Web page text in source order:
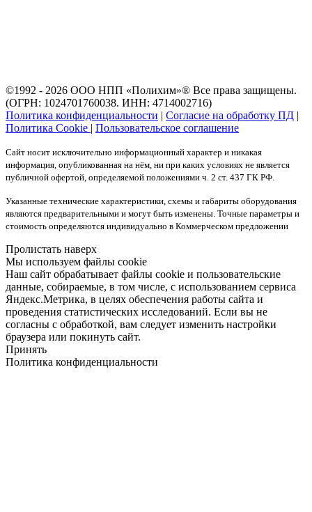
©1992 - 2026 ООО НПП «Полихим»® Все права защищены.
(ОГРН: 1024701760038. ИНН: 4714002716)
Политика конфиденциальности | Согласие на обработку ПД |
Политика Cookie | Пользовательское соглашение
Сайт носит исключительно информационный характер и никакая
информация, опубликованная на нём, ни при каких условиях не является
публичной офертой, определяемой положениями ч. 2 ст. 437 ГК РФ.
Указанные технические характеристики, схемы и габариты оборудования
являются предварительными и могут быть изменены. Точные параметры и
стоимость определяются индивидуально в Коммерческом предложении
Пролистать наверх
Мы используем файлы cookie
Наш сайт обрабатывает файлы cookie и пользовательские
данные, собираемые, в том числе, с использованием сервиса
Яндекс.Метрика, в целях обеспечения работы сайта и
проведения статистических исследований. Если вы не
согласны с обработкой, вам следует изменить настройки
браузера или покинуть сайт.
Принять
Политика конфиденциальности